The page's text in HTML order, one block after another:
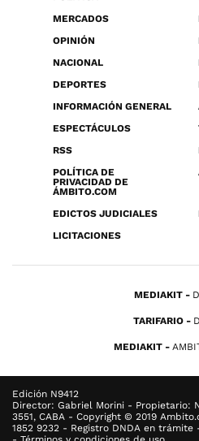
MERCADOS
OPINIÓN
NACIONAL
DEPORTES
INFORMACIÓN GENERAL
ESPECTÁCULOS
RSS
POLÍTICA DE
PRIVACIDAD DE
ÁMBITO.COM
EDICTOS JUDICIALES
LICITACIONES
MEDIAKIT
TARIFARIO
MEDIAKIT
Edición N9412
Director: Gabriel Morini - Propietario:
3551, CABA - Copyright © 2019
1852 9232 - Registro DNDA en